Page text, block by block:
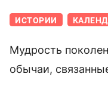
ИСТОРИИ
Мудрость
обычаи,